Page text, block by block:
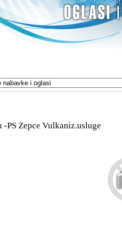
PS Zepce Vulkaniz.usluge